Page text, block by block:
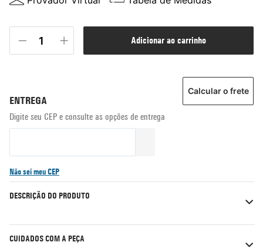
adicionar ao carrinho
Não sei meu CEP
Calcular o frete
DESCRIÇÃO DO PRODUTO
CUIDADOS COM A PEÇA